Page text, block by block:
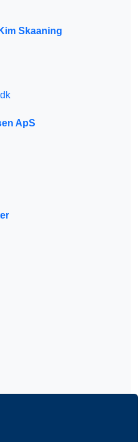
Skaaning
ApS